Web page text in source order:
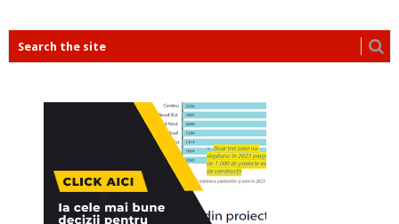
POSTS
NAVIGATION